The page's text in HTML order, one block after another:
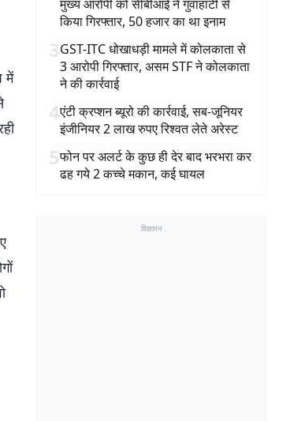
में
मुख्य आरोपी को सीबीआई ने गुवाहाटी से
किया गिरफ्तार, 50 हजार का था इनाम
3GST-ITC धोखाधड़ी मामले में कोलकाता से
3 आरोपी गिरफ्तार, असम STF ने कोलकाता
ने की कार्रवाई
4एंटी क्रप्शन ब्यूरो की कार्रवाई, सब-जूनियर
इंजीनियर 2 लाख रुपए रिश्वत लेते अरेस्ट
5फोन पर अलर्ट के कुछ ही देर बाद भरभरा कर
ढह गये 2 कच्चे मकान, कई घायल
विज्ञापन